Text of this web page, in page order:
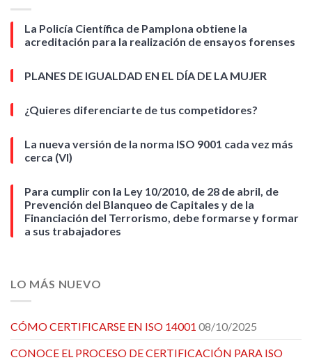
La Policía Científica de Pamplona obtiene la
acreditación para la realización de ensayos forenses
PLANES DE IGUALDAD EN EL DÍA DE LA MUJER
¿Quieres diferenciarte de tus competidores?
La nueva versión de la norma ISO 9001 cada vez más
cerca (VI)
Para cumplir con la Ley 10/2010, de 28 de abril, de
Prevención del Blanqueo de Capitales y de la
Financiación del Terrorismo, debe formarse y formar
a sus trabajadores
LO MÁS NUEVO
CÓMO CERTIFICARSE EN ISO 14001 08/10/2025
CONOCE EL PROCESO DE CERTIFICACIÓN PARA ISO